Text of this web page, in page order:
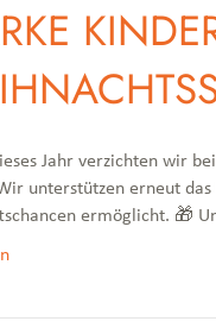
Jahr verzichten wir
unterstützen erneut das
ermöglicht. 🎁